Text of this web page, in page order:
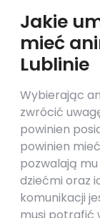
Jakie
mieć
Lublinie
Wybierając
zwrócić
powinien
powinien
pozwalają
dziećmi oraz
komunikacji